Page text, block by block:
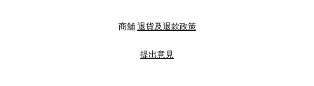
商舖 退貨及退款政策
提出意見